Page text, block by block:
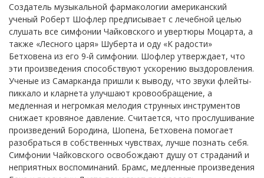
Создатель музыкальной фармакологии американский
ученый Роберт Шофлер предписывает с лечебной целью
слушать все симфонии Чайковского и увертюры Моцарта, а
также «Лесного царя» Шуберта и оду «К радости»
Бетховена из его 9-й симфонии. Шофлер утверждает, что
эти произведения способствуют ускорению выздоровления.
Ученые из Самарканда пришли к выводу, что звуки флейты-
пиккало и кларнета улучшают кровообращение, а
медленная и негромкая мелодия струнных инструментов
снижает кровяное давление. Считается, что прослушивание
произведений Бородина, Шопена, Бетховена помогает
разобраться в собственных чувствах, лучше познать себя.
Симфонии Чайковского освобождают душу от страданий и
неприятных воспоминаний. Брамс, медленные произведения